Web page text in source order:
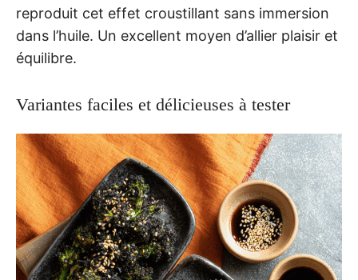
reproduit cet effet croustillant sans immersion
dans l’huile. Un excellent moyen d’allier plaisir et
équilibre.
Variantes faciles et délicieuses à tester